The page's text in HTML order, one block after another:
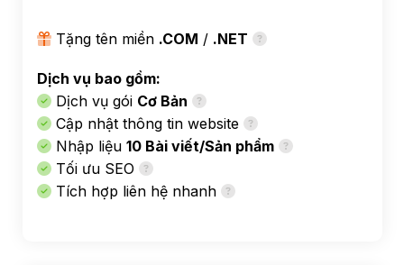
Tặng tên miền .COM / .NET
Dịch vụ bao gồm:
Dịch vụ gói Cơ Bản
Cập nhật thông tin website
Nhập liệu 10 Bài viết/Sản phẩm
Tối ưu SEO
Tích hợp liên hệ nhanh